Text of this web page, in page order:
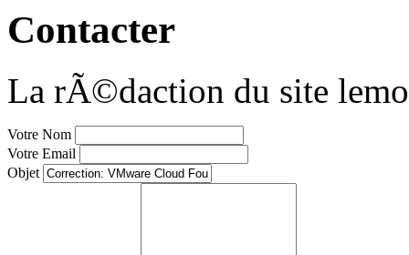
Contacter
La rÃ©daction du site
Votre Nom
Votre Email
Objet